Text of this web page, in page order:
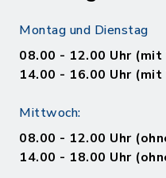
Montag und Dienstag
08.00 - 12.00 Uhr (mit
14.00 - 16.00 Uhr (mit
Mittwoch:
08.00 - 12.00 Uhr
14.00 - 18.00 Uhr